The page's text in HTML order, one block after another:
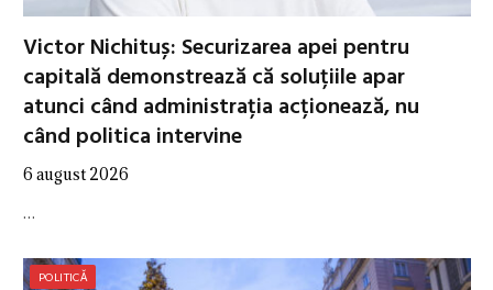
Victor Nichituș: Securizarea apei pentru
capitală demonstrează că soluțiile apar
atunci când administrația acționează, nu
când politica intervine
6 august 2026
…
POLITICĂ